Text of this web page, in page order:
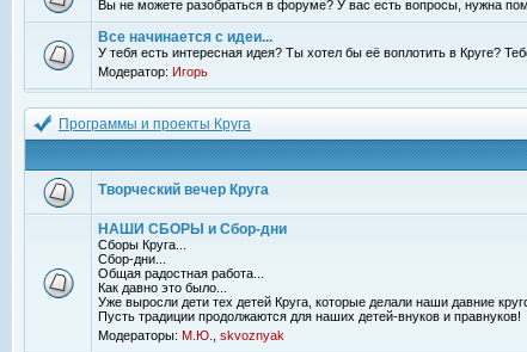
Вы не можете разобраться в форуме? У вас есть вопросы, нужна
Все начинается с идеи...
У тебя есть интересная идея? Ты хотел бы её воплотить в Круге?
Модератор: Игорь
Программы и проекты Круга
Творческий вечер Круга
НАШИ СБОРЫ и Сбор-дни
Сборы Круга...
Сбор-дни...
Общая радостная работа...
Как давно это было...
Уже выросли дети тех детей Круга, которые делали наши давние
Пусть традиции продолжаются для наших детей-внуков и правнуков!
Модераторы: М.Ю. skvoznyak